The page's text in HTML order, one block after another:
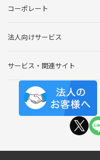
コーポレート
法人向けサービス
サービス・関連サイト